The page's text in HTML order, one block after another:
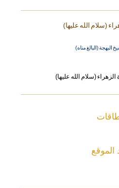
(سلام الله عليها)
(البالغ مناه)
الموقع